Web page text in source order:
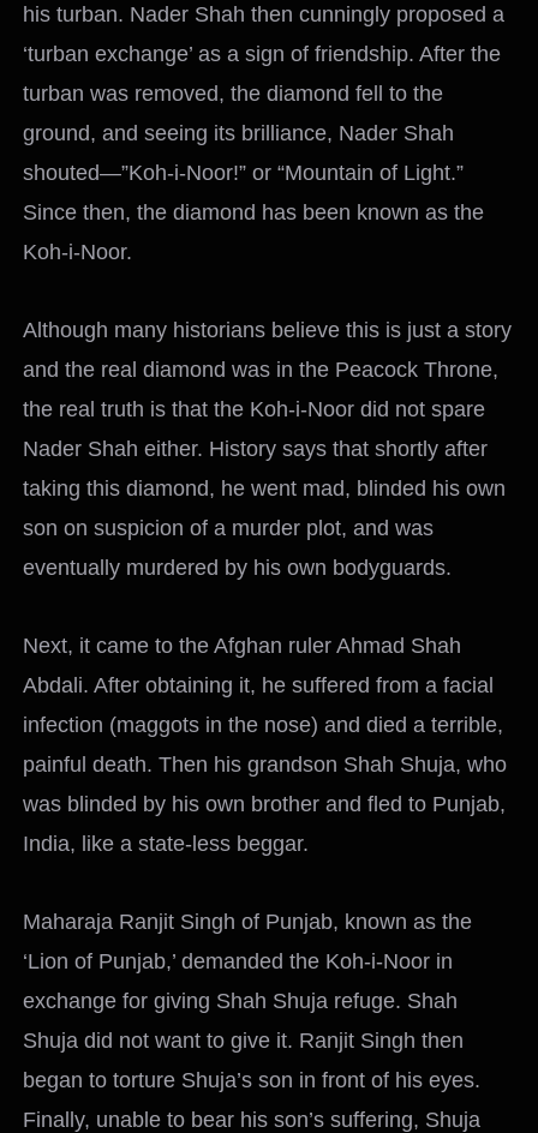
his turban. Nader Shah then cunningly proposed a
‘turban exchange’ as a sign of friendship. After the
turban was removed, the diamond fell to the
ground, and seeing its brilliance, Nader Shah
shouted—”Koh-i-Noor!” or “Mountain of Light.”
Since then, the diamond has been known as the
Koh-i-Noor.
Although many historians believe this is just a story
and the real diamond was in the Peacock Throne,
the real truth is that the Koh-i-Noor did not spare
Nader Shah either. History says that shortly after
taking this diamond, he went mad, blinded his own
son on suspicion of a murder plot, and was
eventually murdered by his own bodyguards.
Next, it came to the Afghan ruler Ahmad Shah
Abdali. After obtaining it, he suffered from a facial
infection (maggots in the nose) and died a terrible,
painful death. Then his grandson Shah Shuja, who
was blinded by his own brother and fled to Punjab,
India, like a state-less beggar.
Maharaja Ranjit Singh of Punjab, known as the
‘Lion of Punjab,’ demanded the Koh-i-Noor in
exchange for giving Shah Shuja refuge. Shah
Shuja did not want to give it. Ranjit Singh then
began to torture Shuja’s son in front of his eyes.
Finally, unable to bear his son’s suffering, Shuja